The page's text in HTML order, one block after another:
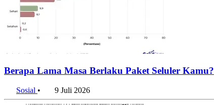
Berapa Lama Masa Berlaku Paket Seluler Kamu?
Sosial • 9 Juli 2026